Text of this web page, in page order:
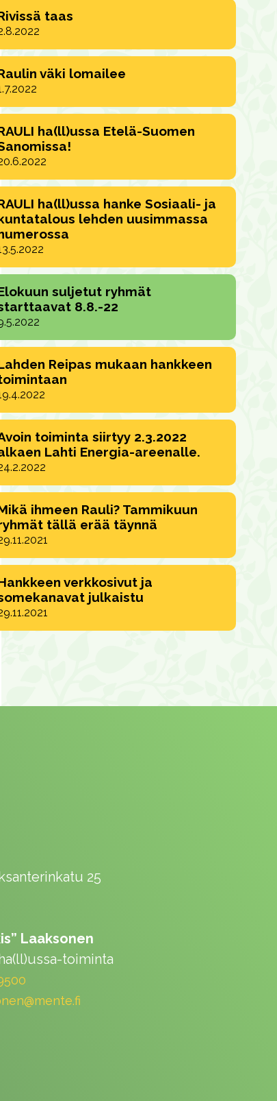
taas
väki lomailee
ha(ll)ussa Etelä-Suomen
ha(ll)ussa hanke Sosiaali- ja
lehden uusimmassa
suljetut ryhmät
8.8.-22
Reipas mukaan hankkeen
toiminta siirtyy 2.3.2022
Lahti Energia-areenalle.
ihmeen Rauli? Tammikuun
tällä erää täynnä
verkkosivut ja
julkaistu
25
Laaksonen
toiminta